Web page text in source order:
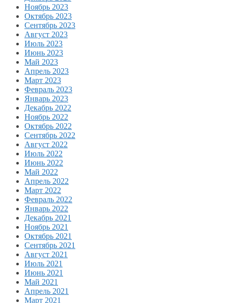
Ноябрь 2023
Октябрь 2023
Сентябрь 2023
Август 2023
Июль 2023
Июнь 2023
Май 2023
Апрель 2023
Март 2023
Февраль 2023
Январь 2023
Декабрь 2022
Ноябрь 2022
Октябрь 2022
Сентябрь 2022
Август 2022
Июль 2022
Июнь 2022
Май 2022
Апрель 2022
Март 2022
Февраль 2022
Январь 2022
Декабрь 2021
Ноябрь 2021
Октябрь 2021
Сентябрь 2021
Август 2021
Июль 2021
Июнь 2021
Май 2021
Апрель 2021
Март 2021